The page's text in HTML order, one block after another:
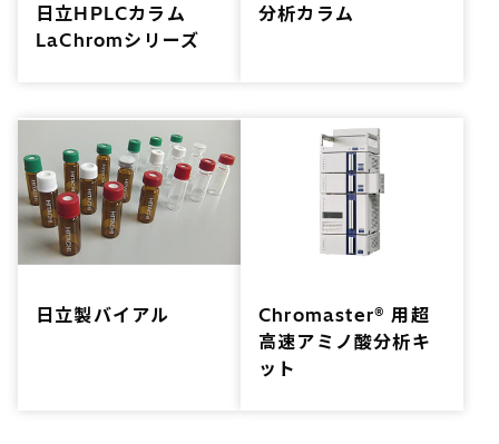
日立HPLCカラム
LaChromシリーズ
分析カラム
日立製バイアル
Chromaster® 用超
高速アミノ酸分析キ
ット